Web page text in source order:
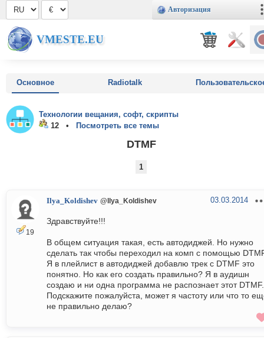
Авторизация
VMESTE.EU
Основное Radiotalk
Технологии вещания, софт, скрипты
12 •
Посмотреть все темы
DTMF
1
19
Ilya_Koldishev @Ilya_Koldishev 03.03.2014
Здравствуйте!!!
В общем ситуация такая, есть автодиджей. Но нужно
сделать так чтобы переходил на комп с помощью
Я в плейлист в автодиджей добавлю трек с DTMF это
понятно. Но как его создать правильно? Я в аудишн
создаю и ни одна программа не распознает этот DTMF.
Подскажите пожалуйста, может я частоту или что то
не правильно делаю?